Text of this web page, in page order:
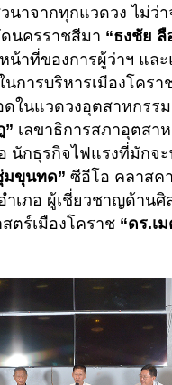
นาจากทุกแวดวง ไม่ว่
นครราชสีมา “ธงชัย ลื
น้าที่ของการผู้ว่าฯ แล
การบริหารเมืองโคร
ในแวดวงอุตสาหกรรม
” เลขาธิการสภาอุตสา
อ นักธุรกิจไฟแรงที่มักจ
มขุนทด” ซีอีโอ คลาสค
ำเภอ ผู้เชี่ยวชาญด้าน
ตร์เมืองโคราช “ดร.เ